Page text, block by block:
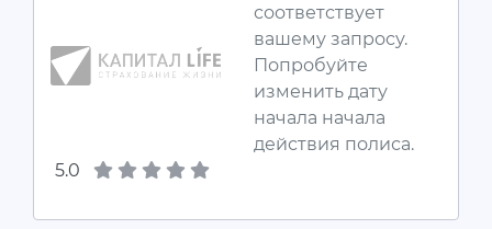
соответствует
вашему запросу.
Попробуйте
изменить дату
начала начала
действия полиса.
5.0